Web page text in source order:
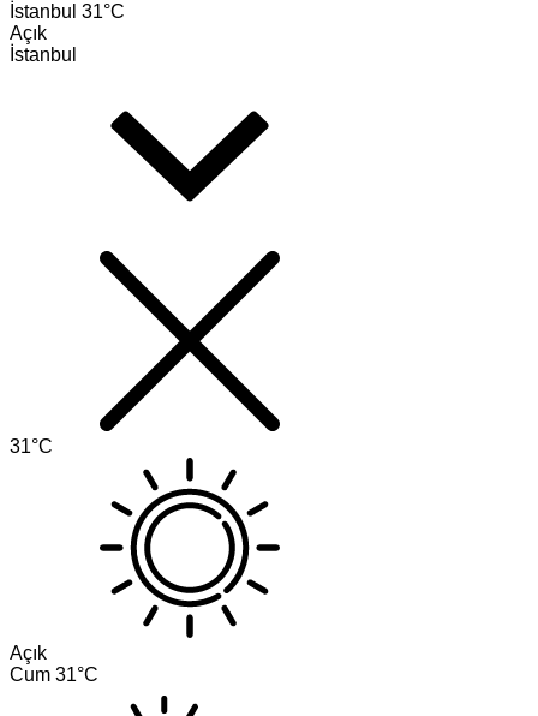
İstanbul 31°C
Açık
İstanbul
31°C
Açık
Cum 31°C